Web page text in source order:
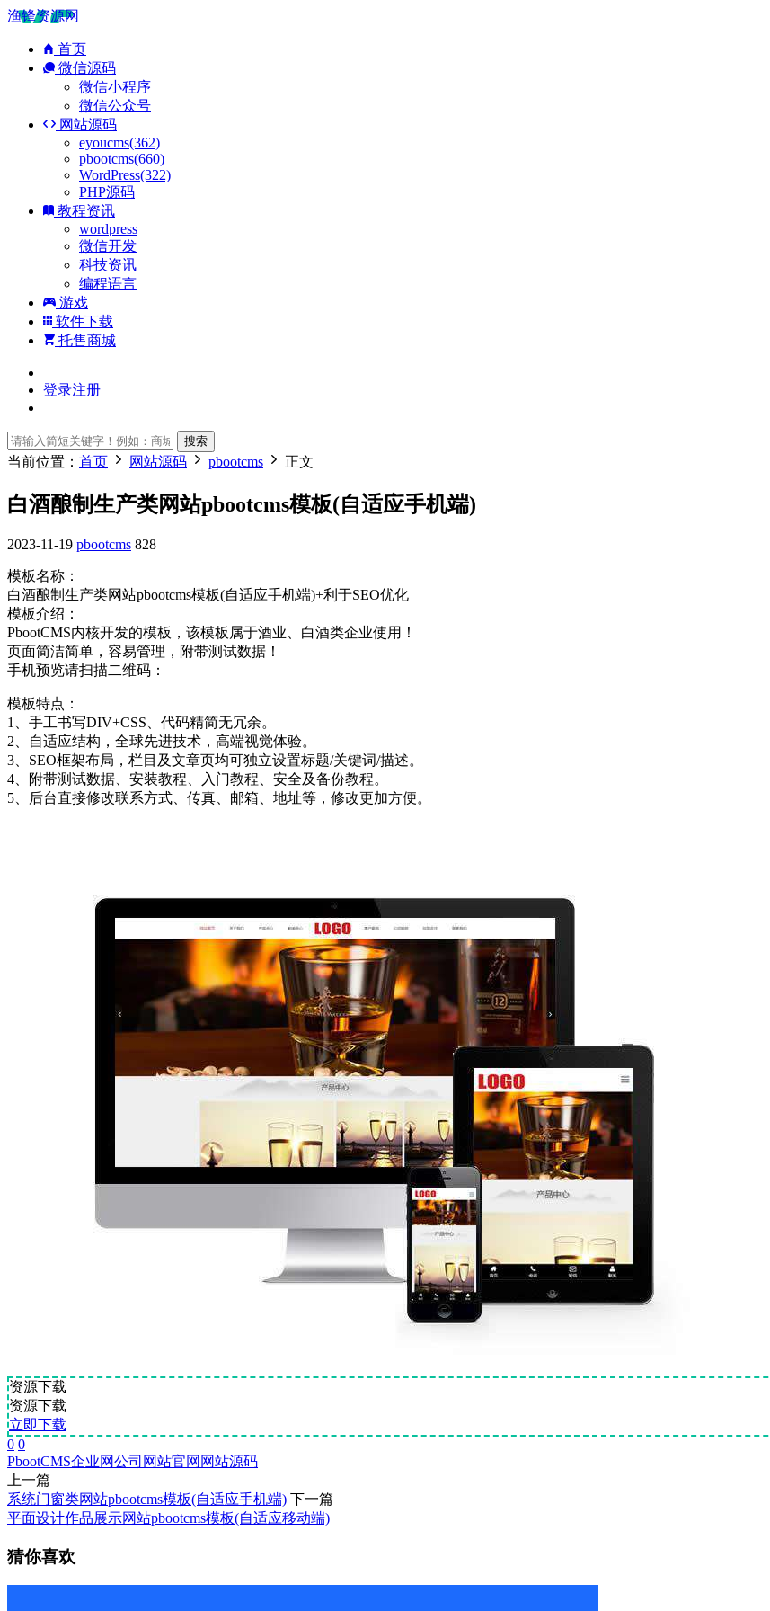
渔锋资源网
首页
微信源码
微信小程序
微信公众号
网站源码
eyoucms(362)
pbootcms(660)
WordPress(322)
PHP源码
教程资讯
wordpress
微信开发
科技资讯
编程语言
游戏
软件下载
托售商城
登录注册
搜索
当前位置： 首页 网站源码 pbootcms 正文
白酒酿制生产类网站pbootcms模板(自适应手机端)
2023-11-19 pbootcms 828
模板名称：
白酒酿制生产类网站pbootcms模板(自适应手机端)+利于SEO优化
模板介绍：
PbootCMS内核开发的模板，该模板属于酒业、白酒类企业使用！
页面简洁简单，容易管理，附带测试数据！
手机预览请扫描二维码：
模板特点：
1、手工书写DIV+CSS、代码精简无冗余。
2、自适应结构，全球先进技术，高端视觉体验。
3、SEO框架布局，栏目及文章页均可独立设置标题/关键词/描述。
4、附带测试数据、安装教程、入门教程、安全及备份教程。
5、后台直接修改联系方式、传真、邮箱、地址等，修改更加方便。
资源下载
资源下载
立即下载
0 0
PbootCMS企业网公司网站官网 网站源码
上一篇
系统门窗类网站pbootcms模板(自适应手机端) 下一篇
平面设计作品展示网站pbootcms模板(自适应移动端)
猜你喜欢